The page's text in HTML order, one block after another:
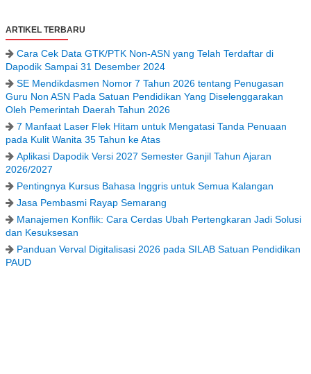
ARTIKEL TERBARU
Cara Cek Data GTK/PTK Non-ASN yang Telah Terdaftar di
Dapodik Sampai 31 Desember 2024
SE Mendikdasmen Nomor 7 Tahun 2026 tentang Penugasan
Guru Non ASN Pada Satuan Pendidikan Yang Diselenggarakan
Oleh Pemerintah Daerah Tahun 2026
7 Manfaat Laser Flek Hitam untuk Mengatasi Tanda Penuaan
pada Kulit Wanita 35 Tahun ke Atas
Aplikasi Dapodik Versi 2027 Semester Ganjil Tahun Ajaran
2026/2027
Pentingnya Kursus Bahasa Inggris untuk Semua Kalangan
Jasa Pembasmi Rayap Semarang
Manajemen Konflik: Cara Cerdas Ubah Pertengkaran Jadi Solusi
dan Kesuksesan
Panduan Verval Digitalisasi 2026 pada SILAB Satuan Pendidikan
PAUD